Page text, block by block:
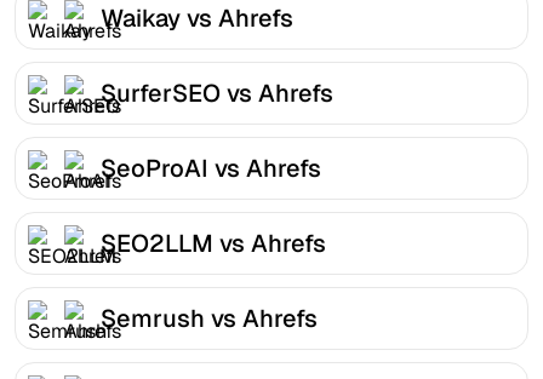
Waikay vs Ahrefs
SurferSEO vs Ahrefs
SeoProAI vs Ahrefs
SEO2LLM vs Ahrefs
Semrush vs Ahrefs